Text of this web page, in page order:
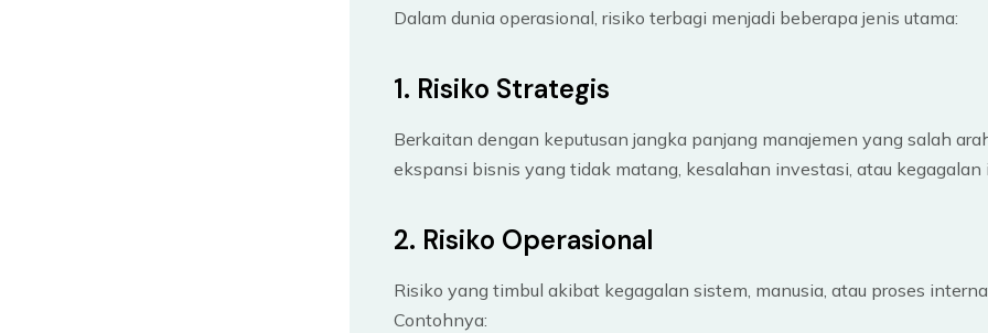
Dalam dunia operasional, risiko terbagi menjadi beberapa jenis utama:
1. Risiko Strategis
Berkaitan dengan keputusan jangka panjang manajemen yang salah
ekspansi bisnis yang tidak matang, kesalahan investasi, atau kegagalan
2. Risiko Operasional
Risiko yang timbul akibat kegagalan sistem, manusia, atau proses
Contohnya: